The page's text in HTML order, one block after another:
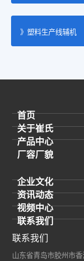
》塑料生产线辅机
首页
关于崔氏
产品中心
厂容厂貌
企业文化
资讯动态
视频中心
联系我们
联系我们
山东省青岛市胶州市